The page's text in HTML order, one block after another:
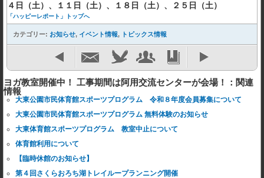
４日（土）、１１日（土）、１８日（土）、２５日（土）
「ハッピーレポート」トップへ
カテゴリー: お知らせ, イベント情報, トピックス情報
ヨガ教室開催中！ 工事期間は阿用交流センターが会場！：関連
情報
大東公園市民体育館スポーツプログラム 令和８年度会員募集について
大東公園市民体育館スポーツプログラム 無料体験のお知らせ
大東体育館スポーツプログラム 教室中止について
体育館利用について
【臨時休館のお知らせ】
第４回さくらおろち湖トレイループランニング開催